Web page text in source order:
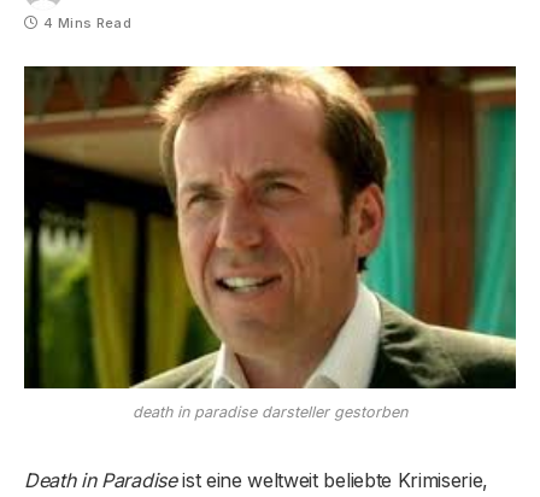
4 Mins Read
death in paradise darsteller gestorben
Death in Paradiseist eine weltweit beliebte Krimiserie,